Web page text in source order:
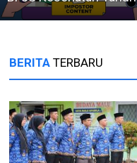
2026
BERITA TERBARU